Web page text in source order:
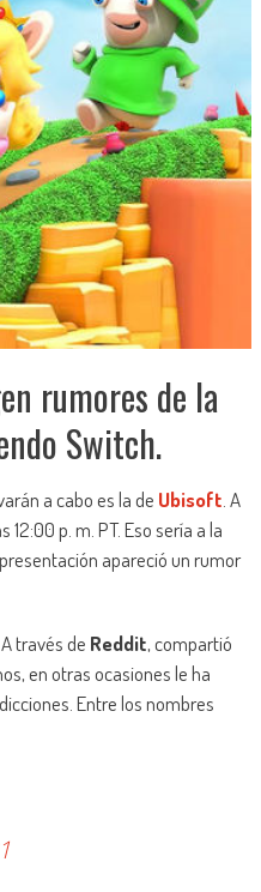
rumores de la
Switch.
a cabo es la de Ubisoft. A
12:00 p. m. PT. Eso sería a la
apareció un rumor
A través de Reddit, compartió
en otras ocasiones le ha
Entre los nombres